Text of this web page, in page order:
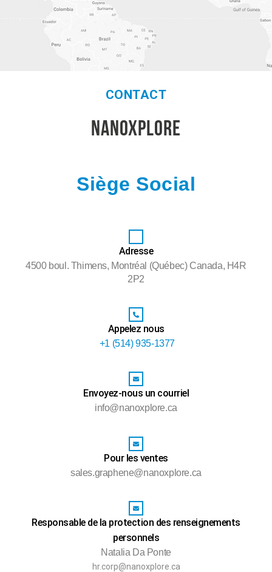
CONTACT
NANOXPLORE
Siège Social
Adresse
4500 boul. Thimens, Montréal (Québec) Canada, H4R
2P2
Appelez nous
+1 (514) 935-1377
Envoyez-nous un courriel
info@nanoxplore.ca
Pour les ventes
sales.graphene@nanoxplore.ca
Responsable de la protection des renseignements
personnels
Natalia Da Ponte
hr.corp@nanoxplore.ca